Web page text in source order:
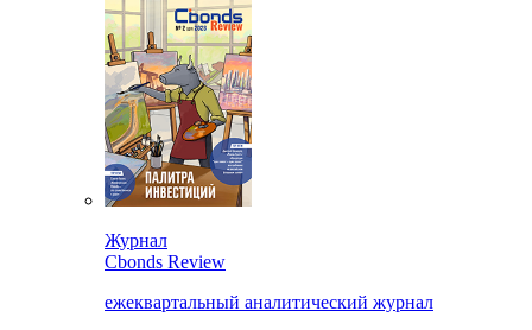
Журнал
Cbonds Review
ежеквартальный аналитический журнал